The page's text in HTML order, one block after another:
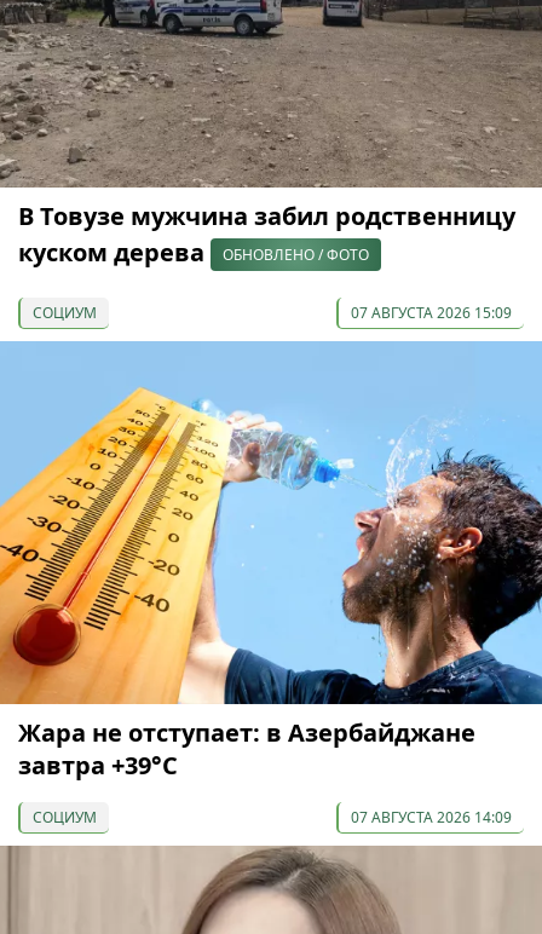
В Товузе мужчина забил родственницу
куском дерева
ОБНОВЛЕНО / ФОТО
СОЦИУМ 07 АВГУСТА 2026 15:09
Жара не отступает: в Азербайджане
завтра +39°С
СОЦИУМ 07 АВГУСТА 2026 14:09